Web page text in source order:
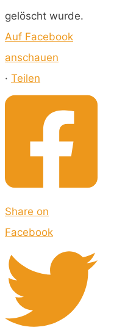
gelöscht wurde.
Auf Facebook
anschauen
· Teilen
Share on
Facebook